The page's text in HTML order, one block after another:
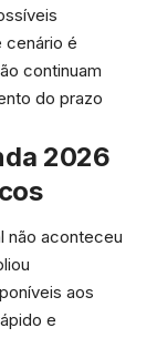
cenário é
continuam
do prazo
2026
não aconteceu
aos
e